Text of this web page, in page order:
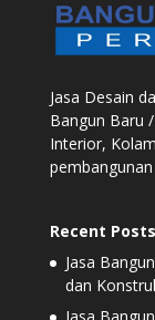
Jasa Desain
Bangun Baru
Interior,
Recent Posts
Jasa
dan